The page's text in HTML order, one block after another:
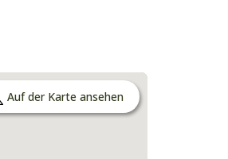
Auf der Karte ansehen